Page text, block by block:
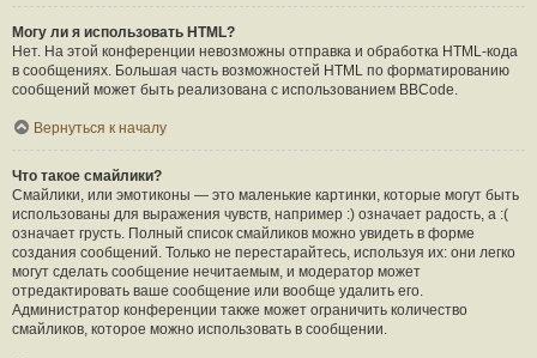
Могу ли я использовать HTML?
Нет. На этой конференции невозможны отправка и обработка HTML-кода
в сообщениях. Большая часть возможностей HTML по форматированию
сообщений может быть реализована с использованием BBCode.
Вернуться к началу
Что такое смайлики?
Смайлики, или эмотиконы — это маленькие картинки, которые могут быть
использованы для выражения чувств, например :) означает радость, а :(
означает грусть. Полный список смайликов можно увидеть в форме
создания сообщений. Только не перестарайтесь, используя их: они легко
могут сделать сообщение нечитаемым, и модератор может
отредактировать ваше сообщение или вообще удалить его.
Администратор конференции также может ограничить количество
смайликов, которое можно использовать в сообщении.